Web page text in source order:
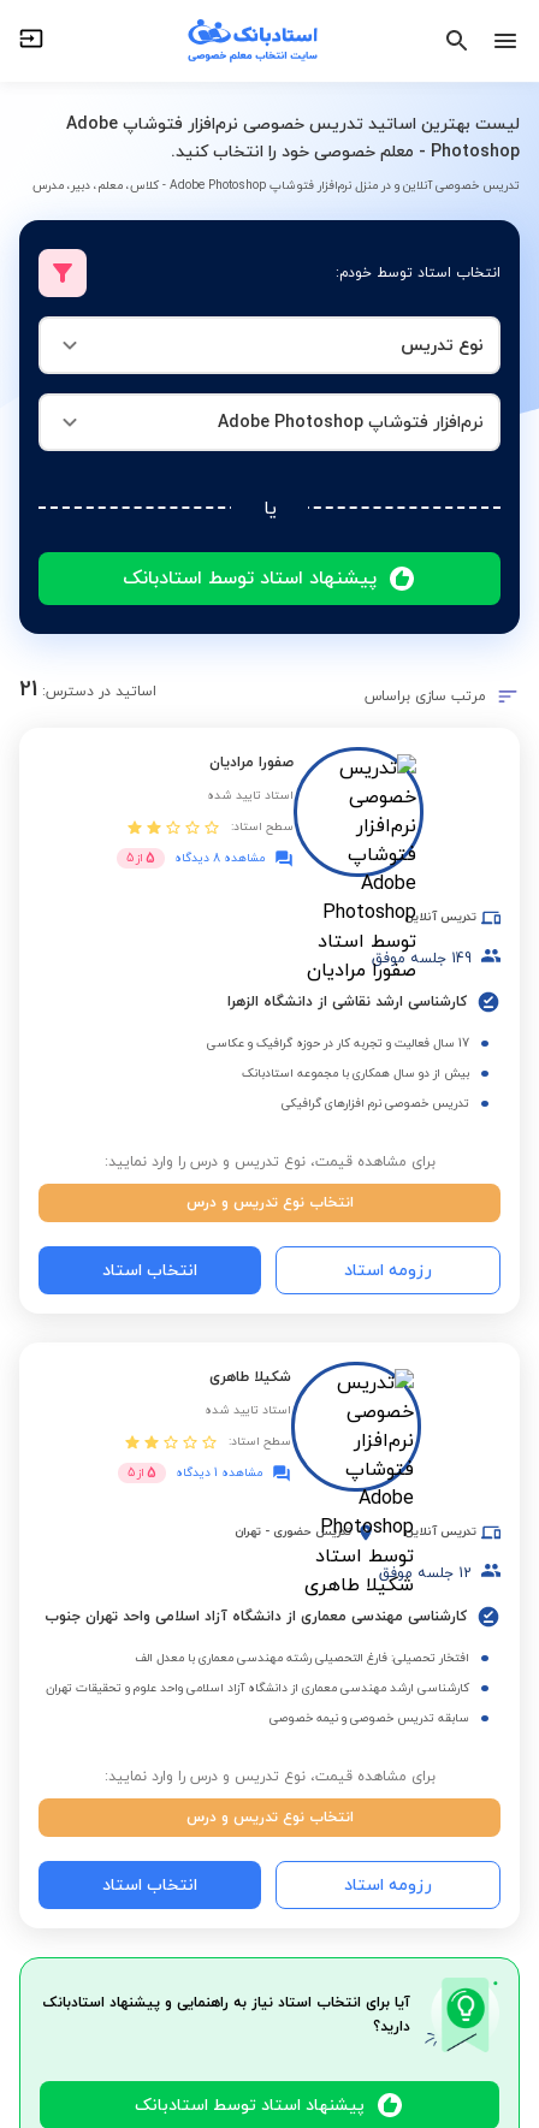
لیست بهترین اساتید تدریس خصوصی نرم‌افزار فتوشاپ Adobe
Photoshop - معلم خصوصی خود را انتخاب کنید.
تدریس خصوصی آنلاین و در منزل نرم‌افزار فتوشاپ Adobe Photoshop - کلاس، معلم، دبیر، مدرس
انتخاب استاد توسط خودم:
نوع تدریس
نرم‌افزار فتوشاپ Adobe Photoshop
یا
پیشنهاد استاد توسط استادبانک
مرتب سازی براساس اساتید در دسترس: 21
صفورا مرادیان
استاد تایید شده
سطح استاد:
مشاهده 8 دیدگاه
5 از 5
تدریس آنلاین
149 جلسه موفق
کارشناسی ارشد نقاشی از دانشگاه الزهرا
17 سال فعالیت و تجربه کار در حوزه گرافیک و عکاسی
بیش از دو سال همکاری با مجموعه استادبانک
تدریس خصوصی نرم افزارهای گرافیکی
برای مشاهده قیمت، نوع تدریس و درس را وارد نمایید:
انتخاب نوع تدریس و درس
رزومه استاد انتخاب استاد
شکیلا طاهری
استاد تایید شده
سطح استاد:
مشاهده 1 دیدگاه
5 از 5
تدریس آنلاین تدریس حضوری - تهران
12 جلسه موفق
کارشناسی مهندسی معماری از دانشگاه آزاد اسلامی واحد تهران جنوب
افتخار تحصیلی: فارغ التحصیلی رشته مهندسی معماری با معدل الف
کارشناسی ارشد مهندسی معماری از دانشگاه آزاد اسلامی واحد علوم و تحقیقات تهران
سابقه تدریس خصوصی و نیمه خصوصی
برای مشاهده قیمت، نوع تدریس و درس را وارد نمایید:
انتخاب نوع تدریس و درس
رزومه استاد انتخاب استاد
آیا برای انتخاب استاد نیاز به راهنمایی و پیشنهاد استادبانک
دارید؟
پیشنهاد استاد توسط استادبانک